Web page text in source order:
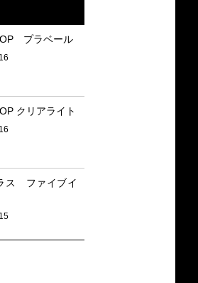
プラベール
クリアライト
ス ファイブイ